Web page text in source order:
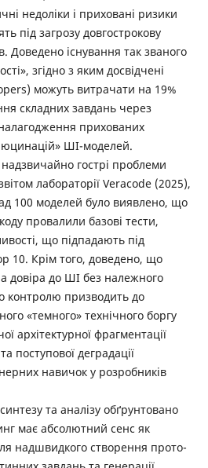
недоліки і приховані ризики
під загрозу довгострокову
Доведено існування так званого
згідно з яким досвідчені
можуть витрачати на 19%
складних завдань через
налагодження прихованих
ШІ-моделей.
гострі проблеми
лабораторії Veracode (2025),
100 моделей було виявлено, що
провалили базові тести,
що підпадають під
10. Крім того, доведено, що
довіра до ШІ без належного
контролю призводить до
«темного» технічного боргу
архітектурної фрагментації
поступової деградації
навичок у розробників
та аналізу обґрунтовано
має абсолютний сенс як
надшвидкого створення прото-